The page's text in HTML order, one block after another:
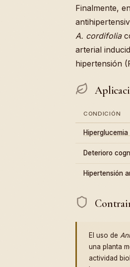
Finalmente,
A. cordifolia
arterial
hipertensión
CONDICIÓN
Deterioro
Hipertensión
El uso de
una planta
actividad